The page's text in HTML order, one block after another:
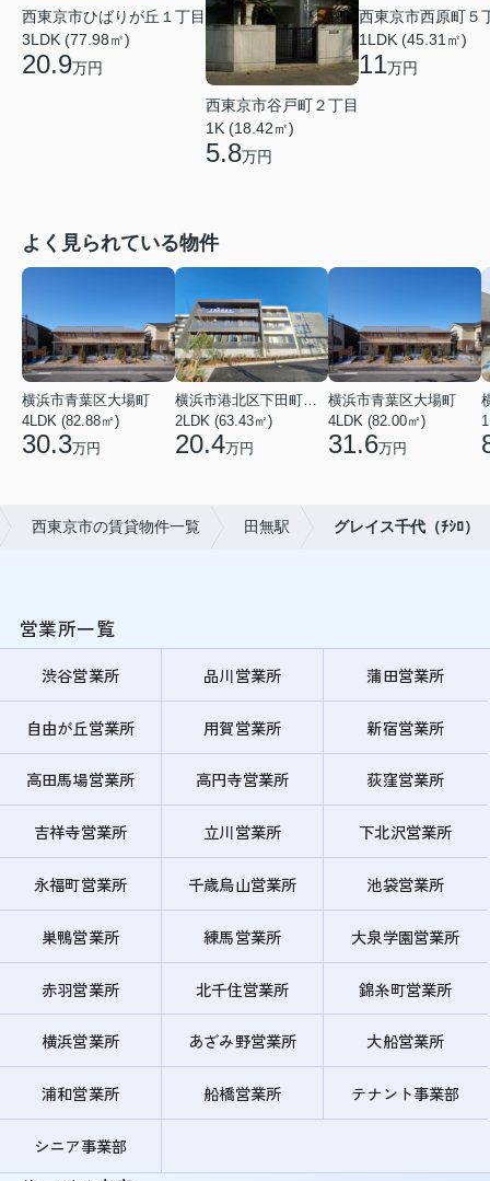
西東京市ひばりが丘１丁目
3LDK (77.98㎡)
20.9万円
西東京市谷戸町２丁目
1K (18.42㎡)
5.8万円
西東京市西原町５
1LDK (45.31㎡)
11万円
よく見られている物件
横浜市青葉区大場町
4LDK (82.88㎡)
30.3万円
横浜市港北区下田町２丁目
2LDK (63.43㎡)
20.4万円
横浜市青葉区大場町
4LDK (82.00㎡)
31.6万円
西東京市の賃貸物件一覧 田無駅 グレイス千代（ﾁｼﾛ）
営業所一覧
渋谷営業所 品川営業所 蒲田営業所
自由が丘営業所 用賀営業所 新宿営業所
高田馬場営業所 高円寺営業所 荻窪営業所
吉祥寺営業所 立川営業所 下北沢営業所
永福町営業所 千歳烏山営業所 池袋営業所
巣鴨営業所 練馬営業所 大泉学園営業所
赤羽営業所 北千住営業所 錦糸町営業所
横浜営業所 あざみ野営業所 大船営業所
浦和営業所 船橋営業所 テナント事業部
シニア事業部